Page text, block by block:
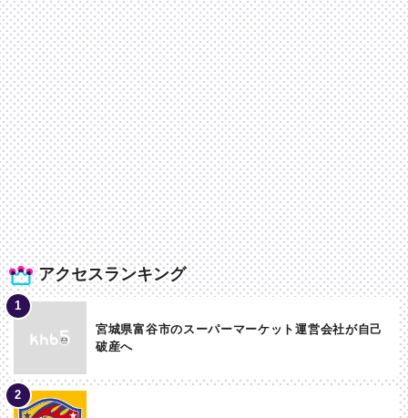
アクセスランキング
宮城県富谷市のスーパーマーケット運営会社が自己
破産へ